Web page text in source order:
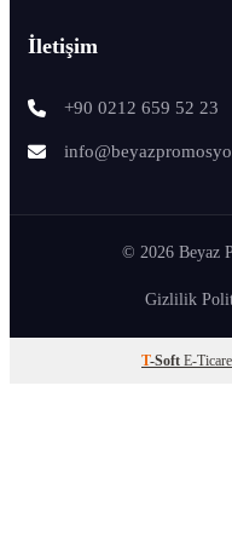
İletişim
+90 0212 659 52 23
© 2026 Beyaz
Gizlilik
T-Soft E-